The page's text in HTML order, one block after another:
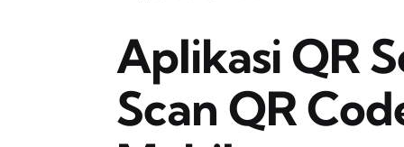
Aplikasi QR
Scan QR